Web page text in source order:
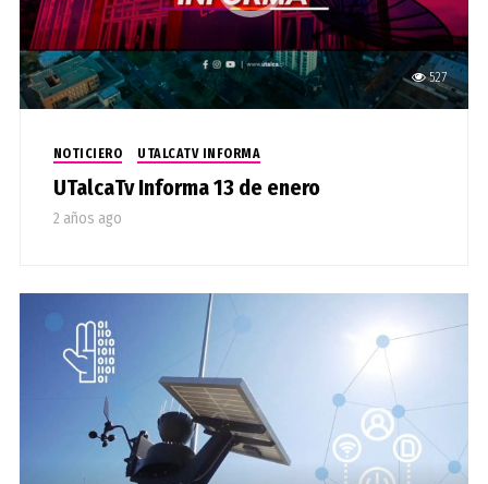
527
NOTICIERO UTALCATV INFORMA
UTalcaTv Informa 13 de enero
2 años ago